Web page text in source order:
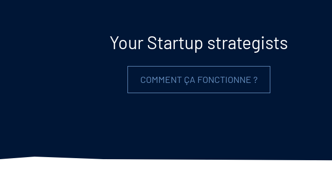
Your Startup strategists
COMMENT ÇA FONCTIONNE ?